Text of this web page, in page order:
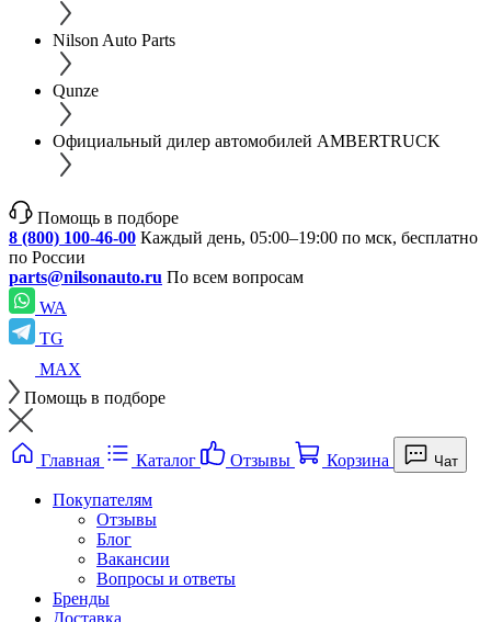
Nilson Auto Parts
Qunze
Официальный дилер автомобилей AMBERTRUCK
Помощь в подборе
8 (800) 100-46-00 Каждый день, 05:00–19:00 по мск, бесплатно
по России
parts@nilsonauto.ru По всем вопросам
WA
TG
MAX
Помощь в подборе
Главная Каталог Отзывы Корзина Чат
Покупателям
Отзывы
Блог
Вакансии
Вопросы и ответы
Бренды
Доставка